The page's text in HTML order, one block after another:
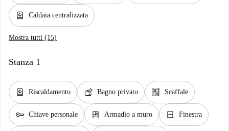
water_heater Caldaia centralizzata
Mostra tutti (15)
Stanza 1
water_heater Riscaldamento soap Bagno privato shelves Scaffale
key Chiave personale dresser Armadio a muro window_closed Finestra